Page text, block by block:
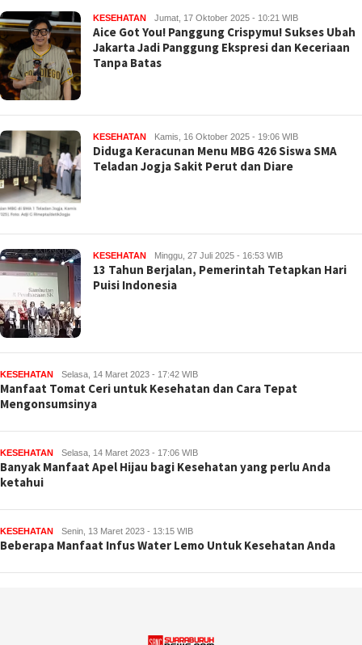
KESEHATAN Jumat, 17 Oktober 2025 - 10:21 WIB
Aice Got You! Panggung Crispymu! Sukses Ubah
Jakarta Jadi Panggung Ekspresi dan Keceriaan
Tanpa Batas
KESEHATAN Kamis, 16 Oktober 2025 - 19:06 WIB
Diduga Keracunan Menu MBG 426 Siswa SMA
Teladan Jogja Sakit Perut dan Diare
KESEHATAN Minggu, 27 Juli 2025 - 16:53 WIB
13 Tahun Berjalan, Pemerintah Tetapkan Hari
Puisi Indonesia
KESEHATAN Selasa, 14 Maret 2023 - 17:42 WIB
Manfaat Tomat Ceri untuk Kesehatan dan Cara Tepat
Mengonsumsinya
KESEHATAN Selasa, 14 Maret 2023 - 17:06 WIB
Banyak Manfaat Apel Hijau bagi Kesehatan yang perlu Anda
ketahui
KESEHATAN Senin, 13 Maret 2023 - 13:15 WIB
Beberapa Manfaat Infus Water Lemo Untuk Kesehatan Anda